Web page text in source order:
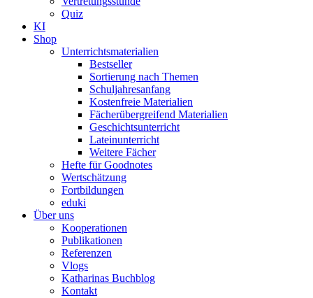
Quiz
KI
Shop
Unterrichtsmaterialien
Bestseller
Sortierung nach Themen
Schuljahresanfang
Kostenfreie Materialien
Fächerübergreifend Materialien
Geschichtsunterricht
Lateinunterricht
Weitere Fächer
Hefte für Goodnotes
Wertschätzung
Fortbildungen
eduki
Über uns
Kooperationen
Publikationen
Referenzen
Vlogs
Katharinas Buchblog
Kontakt